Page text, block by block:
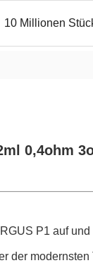
10 Millionen
0,4ohm
P1 auf
der